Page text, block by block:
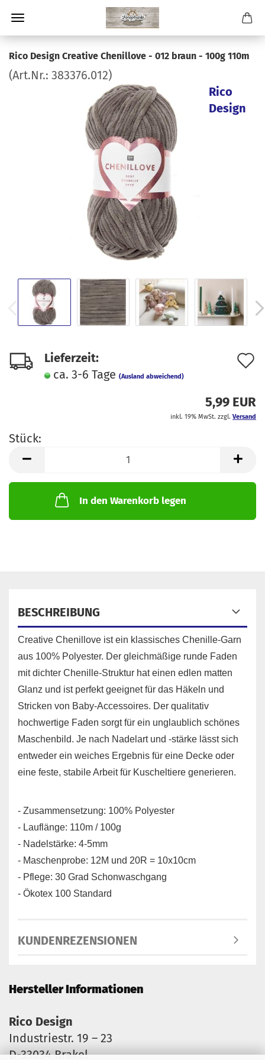
Rico Design Creative Chenillove - 012 braun - 100g 110m
(Art.Nr.: 383376.012)
Rico
Design
Lieferzeit:
ca. 3-6 Tage (Ausland abweichend)
5,99 EUR
inkl. 19% MwSt. zzgl. Versand
Stück:
Stück
In den Warenkorb legen
BESCHREIBUNG
Creative Chenillove ist ein klassisches Chenille-Garn
aus 100% Polyester. Der gleichmäßige runde Faden
mit dichter Chenille-Struktur hat einen edlen matten
Glanz und ist perfekt geeignet für das Häkeln und
Stricken von Baby-Accessoires. Der qualitativ
hochwertige Faden sorgt für ein unglaublich schönes
Maschenbild. Je nach Nadelart und -stärke lässt sich
entweder ein weiches Ergebnis für eine Decke oder
eine feste, stabile Arbeit für Kuscheltiere generieren.
- Zusammensetzung: 100% Polyester
- Lauflänge: 110m / 100g
- Nadelstärke: 4-5mm
- Maschenprobe: 12M und 20R = 10x10cm
- Pflege: 30 Grad Schonwaschgang
- Ökotex 100 Standard
KUNDENREZENSIONEN
Hersteller Informationen
Rico Design
Industriestr. 19 – 23
D-33034 Brakel